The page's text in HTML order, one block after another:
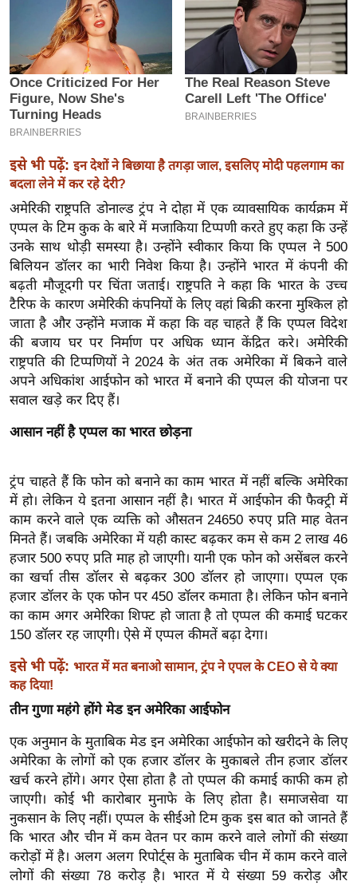
2
0
2
6
इ
म
ई
-
पे
प
र
मि
सा
ल
बे
मि
श
ख्सि
य
त
यं
ग
इं
डि
या
सा
हि
ज
ग
त
ऑ
टो
व
र्ल्ड
इसे भी पढ़ें: इन देशों ने बिछाया है तगड़ा जाल, इसलिए मोदी पहलगाम का
बदला लेने में कर रहे देरी?
अमेरिकी राष्ट्रपति डोनाल्ड ट्रंप ने दोहा में एक व्यावसायिक कार्यक्रम में
एप्पल के टिम कुक के बारे में मजाकिया टिप्पणी करते हुए कहा कि उन्हें
उनके साथ थोड़ी समस्या है। उन्होंने स्वीकार किया कि एप्पल ने 500
बिलियन डॉलर का भारी निवेश किया है। उन्होंने भारत में कंपनी की
बढ़ती मौजूदगी पर चिंता जताई। राष्ट्रपति ने कहा कि भारत के उच्च
टैरिफ के कारण अमेरिकी कंपनियों के लिए वहां बिक्री करना मुश्किल हो
जाता है और उन्होंने मजाक में कहा कि वह चाहते हैं कि एप्पल विदेश
की बजाय घर पर निर्माण पर अधिक ध्यान केंद्रित करे। अमेरिकी
राष्ट्रपति की टिप्पणियों ने 2024 के अंत तक अमेरिका में बिकने वाले
अपने अधिकांश आईफोन को भारत में बनाने की एप्पल की योजना पर
सवाल खड़े कर दिए हैं।
आसान नहीं है एप्पल का भारत छोड़ना
ट्रंप चाहते हैं कि फोन को बनाने का काम भारत में नहीं बल्कि अमेरिका
में हो। लेकिन ये इतना आसान नहीं है। भारत में आईफोन की फैक्ट्री में
काम करने वाले एक व्यक्ति को औसतन 24650 रुपए प्रति माह वेतन
मिनते हैं। जबकि अमेरिका में यही कास्ट बढ़कर कम से कम 2 लाख 46
हजार 500 रुपए प्रति माह हो जाएगी। यानी एक फोन को असेंबल करने
का खर्चा तीस डॉलर से बढ़कर 300 डॉलर हो जाएगा। एप्पल एक
हजार डॉलर के एक फोन पर 450 डॉलर कमाता है। लेकिन फोन बनाने
का काम अगर अमेरिका शिफ्ट हो जाता है तो एप्पल की कमाई घटकर
150 डॉलर रह जाएगी। ऐसे में एप्पल कीमतें बढ़ा देगा।
इसे भी पढ़ें: भारत में मत बनाओ सामान, ट्रंप ने एपल के CEO से ये क्या
कह दिया!
तीन गुणा महंगे होंगे मेड इन अमेरिका आईफोन
एक अनुमान के मुताबिक मेड इन अमेरिका आईफोन को खरीदने के लिए
अमेरिका के लोगों को एक हजार डॉलर के मुकाबले तीन हजार डॉलर
खर्च करने होंगे। अगर ऐसा होता है तो एप्पल की कमाई काफी कम हो
जाएगी। कोई भी कारोबार मुनाफे के लिए होता है। समाजसेवा या
नुकसान के लिए नहीं। एप्पल के सीईओ टिम कुक इस बात को जानते हैं
कि भारत और चीन में कम वेतन पर काम करने वाले लोगों की संख्या
करोड़ों में है। अलग अलग रिपोर्ट्स के मुताबिक चीन में काम करने वाले
लोगों की संख्या 78 करोड़ है। भारत में ये संख्या 59 करोड़ और